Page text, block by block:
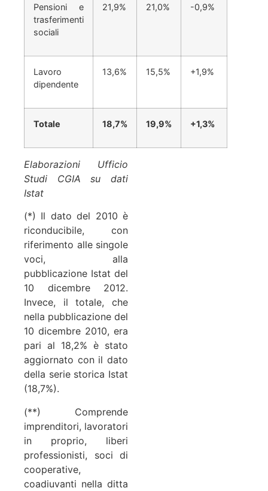
Pensioni e
trasferimenti
sociali
21,9% 21,0% -0,9%
Lavoro
dipendente
13,6% 15,5% +1,9%
Totale 18,7% 19,9% +1,3%
Elaborazioni Ufficio
Studi CGIA su dati
Istat
(*) Il dato del 2010 è
riconducibile, con
riferimento alle singole
voci, alla
pubblicazione Istat del
10 dicembre 2012.
Invece, il totale, che
nella pubblicazione del
10 dicembre 2010, era
pari al 18,2% è stato
aggiornato con il dato
della serie storica Istat
(18,7%).
(**) Comprende
imprenditori, lavoratori
in proprio, liberi
professionisti, soci di
cooperative,
coadiuvanti nella ditta